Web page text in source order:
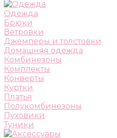
Одежда
Брюки
Ветровки
Джемперы и толстовки
Домашняя одежда
Комбинезоны
Комплекты
Конверты
Куртки
Платья
Полукомбинезоны
Пуховики
Туники